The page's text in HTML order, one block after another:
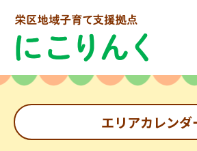
エリアカレンダ